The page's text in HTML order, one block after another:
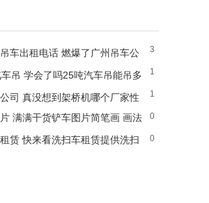
3
车出租电话 燃爆了广州吊车公
1
吊 学会了吗25吨汽车吊能吊多
1
司 真没想到架桥机哪个厂家性
0
满满干货铲车图片简笔画 画法
0
赁 快来看洗扫车租赁提供洗扫